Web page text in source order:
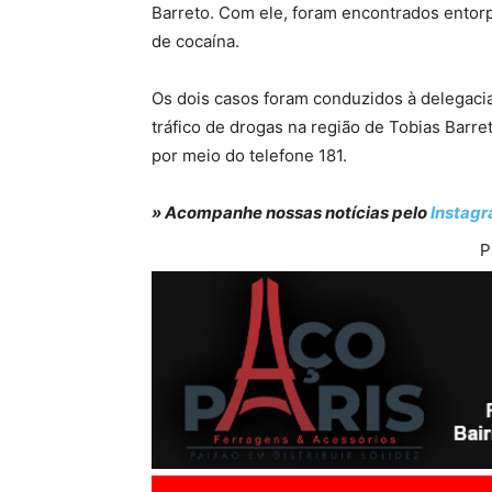
Barreto. Com ele, foram encontrados
de cocaína.
Os dois casos foram conduzidos à
tráfico de drogas na região de Tobias
por meio do telefone 181.
» Acompanhe nossas notícias pelo